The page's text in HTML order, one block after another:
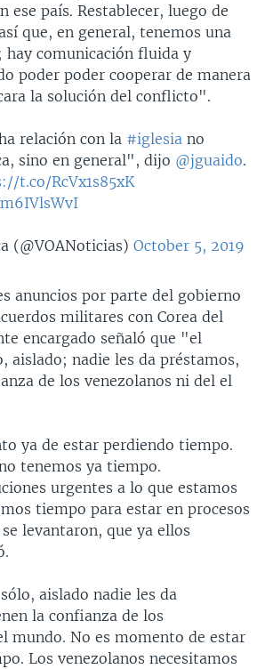
ese país. Restablecer, luego de
que, en general, tenemos una
hay comunicación fluida y
poder poder cooperar de manera
la solución del conflicto".
relación con la #iglesia no
sino en general", dijo @jguaido.
t.co/RcVx1s85xK
(@VOANoticias) October 5, 2019
anuncios por parte del gobierno
militares con Corea del
encargado señaló que "el
aislado; nadie les da préstamos,
de los venezolanos ni del el
ya de estar perdiendo tiempo.
tenemos ya tiempo.
urgentes a lo que estamos
tiempo para estar en procesos
levantaron, que ya ellos
aislado nadie les da
la confianza de los
mundo. No es momento de estar
Los venezolanos necesitamos